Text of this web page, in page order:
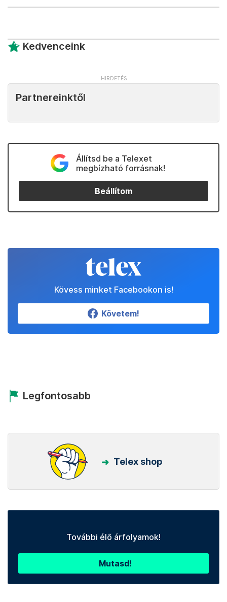
Kedvenceink
Partnereinktől
Állítsd be a Telexet
megbízható forrásnak!
Beállítom
Kövess minket Facebookon is!
Követem!
Legfontosabb
Telex shop
További élő árfolyamok!
Mutasd!